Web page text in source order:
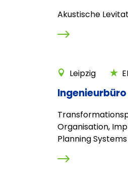
Akustische
Leipzig
Organisation,
Planning Systems